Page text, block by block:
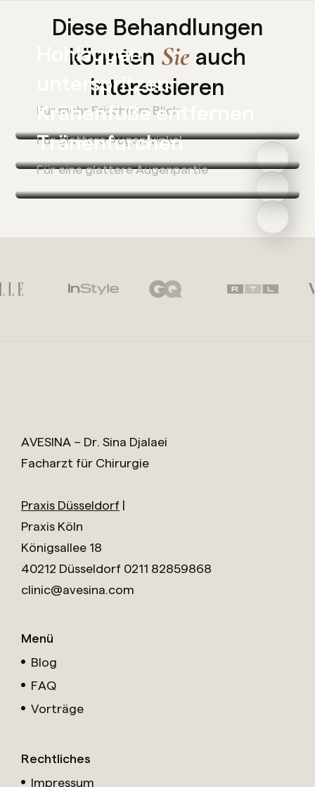
Diese Behandlungen
könnten Sie auch
interessieren
Hohlaugen
unterspritzen
Für mehr Frische im Blick
Krähenfüße entfernen
Für glattere Augenwinkel
Tränenfurchen
Für eine glattere Augenpartie
AVESINA – Dr. Sina Djalaei
Facharzt für Chirurgie
Praxis Düsseldorf |
Praxis Köln
Königsallee 18
40212 Düsseldorf 0211 82859868
clinic@avesina.com
Menü
Blog
FAQ
Vorträge
Rechtliches
Impressum